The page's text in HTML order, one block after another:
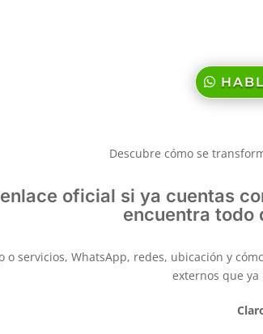
Descubre cómo se
oficial si ya cuentas
encuentra todo
o servicios, WhatsApp, redes, ubicación y
externos que ya